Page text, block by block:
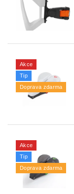
Akce
Tip
Doprava zdarma
Akce
Tip
Doprava zdarma